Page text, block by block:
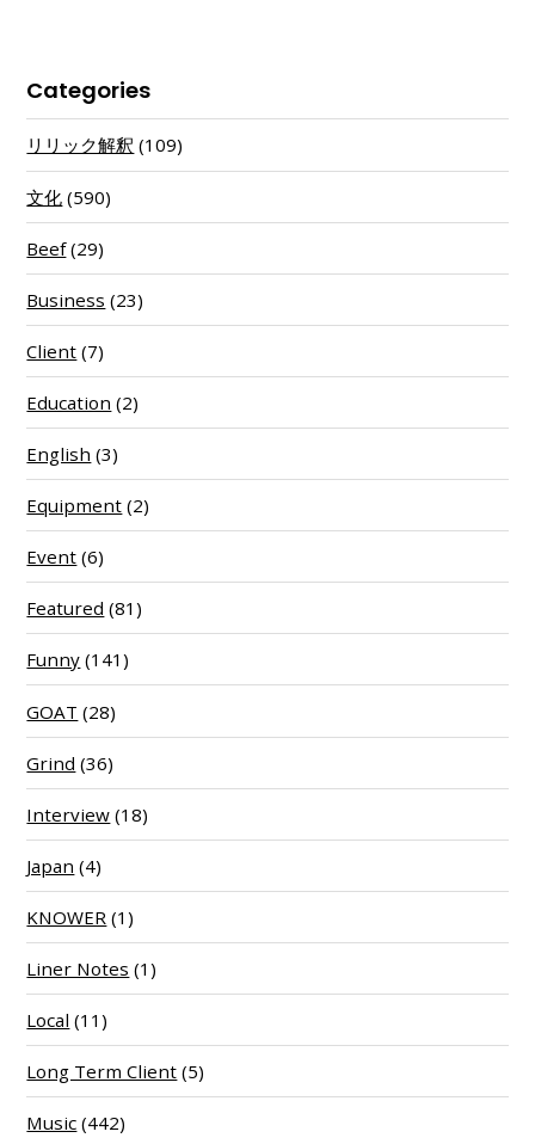
Categories
リリック解釈 (109)
文化 (590)
Beef(29)
Business (23)
Client (7)
Education (2)
English (3)
Equipment (2)
Event (6)
Featured (81)
Funny (141)
GOAT (28)
Grind (36)
Interview (18)
Japan (4)
KNOWER (1)
Liner Notes (1)
Local (11)
Long Term Client (5)
Music (442)